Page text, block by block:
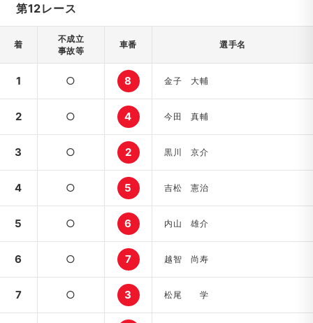
第12レース
着
不成立
事故等
車番 選手名
1 ○ 8 金子 大輔
2 ○ 4 今田 真輔
3 ○ 2 黒川 京介
4 ○ 5 吉松 憲治
5 ○ 6 内山 雄介
6 ○ 7 越智 尚寿
7 ○ 3 松尾 学